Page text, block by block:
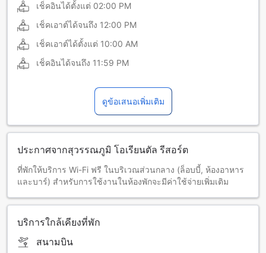
เช็คอินได้ตั้งแต่ 02:00 PM
เช็คเอาต์ได้จนถึง 12:00 PM
เช็คเอาต์ได้ตั้งแต่ 10:00 AM
เช็คอินได้จนถึง 11:59 PM
ดูข้อเสนอเพิ่มเติม
ประกาศจากสุวรรณภูมิ โอเรียนตัล รีสอร์ต
ที่พักให้บริการ Wi-Fi ฟรี ในบริเวณส่วนกลาง (ล็อบบี้, ห้องอาหาร
และบาร์) สำหรับการใช้งานในห้องพักจะมีค่าใช้จ่ายเพิ่มเติม
บริการใกล้เคียงที่พัก
สนามบิน